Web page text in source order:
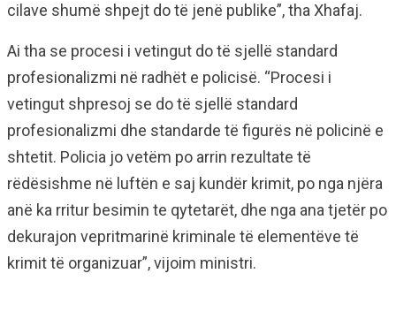
cilave shumë shpejt do të jenë publike”, tha Xhafaj.
Ai tha se procesi i vetingut do të sjellë standard
profesionalizmi në radhët e policisë. “Procesi i
vetingut shpresoj se do të sjellë standard
profesionalizmi dhe standarde të figurës në policinë e
shtetit. Policia jo vetëm po arrin rezultate të
rëdësishme në luftën e saj kundër krimit, po nga njëra
anë ka rritur besimin te qytetarët, dhe nga ana tjetër po
dekurajon vepritmarinë kriminale të elementëve të
krimit të organizuar”, vijoim ministri.